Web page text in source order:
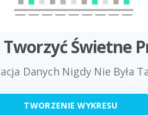
Tworzyć Świetne
Danych Nigdy Nie Była
TWORZENIE WYKRESU